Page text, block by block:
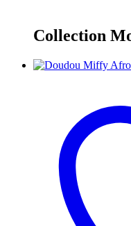
Collection